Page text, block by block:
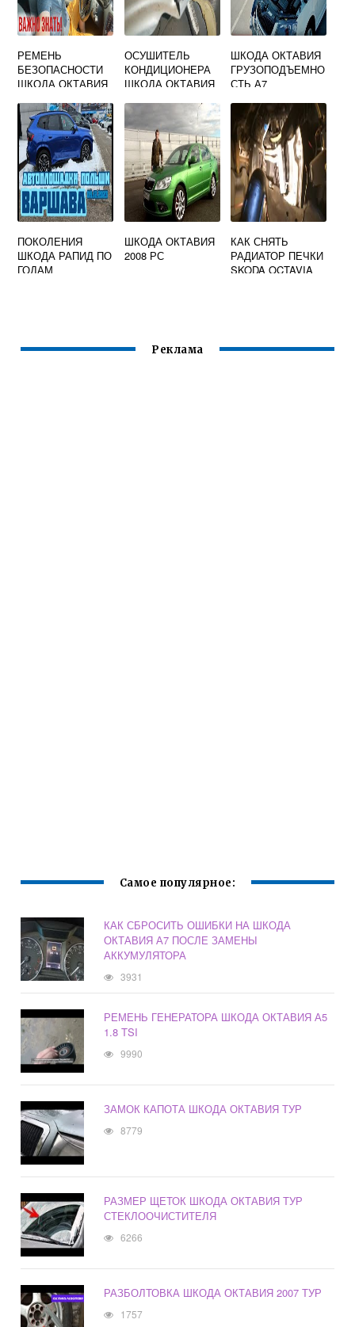
РЕМЕНЬ
БЕЗОПАСНОСТИ
ШКОДА ОКТАВИЯ
ОСУШИТЕЛЬ
КОНДИЦИОНЕРА
ШКОДА ОКТАВИЯ
ШКОДА ОКТАВИЯ
ГРУЗОПОДЪЕМНО
СТЬ А7
ПОКОЛЕНИЯ
ШКОДА РАПИД ПО
ГОДАМ
ШКОДА ОКТАВИЯ
2008 РС
КАК СНЯТЬ
РАДИАТОР ПЕЧКИ
SKODA OCTAVIA
Реклама
Самое популярное:
КАК СБРОСИТЬ ОШИБКИ НА ШКОДА
ОКТАВИЯ А7 ПОСЛЕ ЗАМЕНЫ
АККУМУЛЯТОРА
3931
РЕМЕНЬ ГЕНЕРАТОРА ШКОДА ОКТАВИЯ А5
1.8 TSI
9990
ЗАМОК КАПОТА ШКОДА ОКТАВИЯ ТУР
8779
РАЗМЕР ЩЕТОК ШКОДА ОКТАВИЯ ТУР
СТЕКЛООЧИСТИТЕЛЯ
6266
РАЗБОЛТОВКА ШКОДА ОКТАВИЯ 2007 ТУР
1757